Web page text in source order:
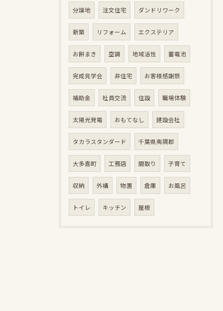
分譲地 注文住宅 ダンドリワーク
新築 リフォーム エクステリア
お餅まき 空調 地域活性 蓄電池
完成見学会 非住宅 お客様感謝祭
補助金 社員交流 住設 職場体験
太陽光発電 おもてなし 建設会社
タカラスタンダード 千葉県夷隅郡
大多喜町 工務店 間取り 子育て
収納 外構 物置 倉庫 お風呂
トイレ キッチン 屋根